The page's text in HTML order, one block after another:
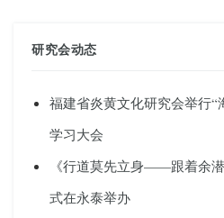
研究会动态
福建省炎黄文化研究会举行“
学习大会
《行道莫先立身——跟着余
式在永泰举办